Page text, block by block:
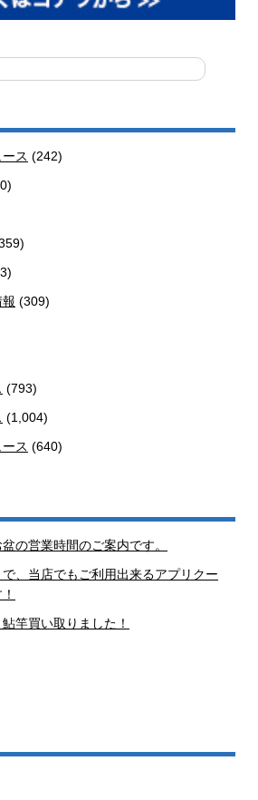
ス (242)
(309)
(793)
(1,004)
ス (640)
の営業時間のご案内です。
、当店でもご利用出来るアプリクー
竿買い取りました！